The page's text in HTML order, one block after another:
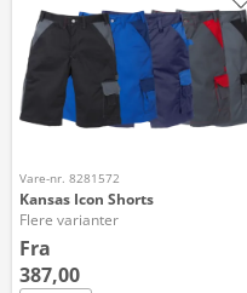
Vare-nr. 8281572
Kansas Icon Shorts
Flere varianter
Fra
387,00